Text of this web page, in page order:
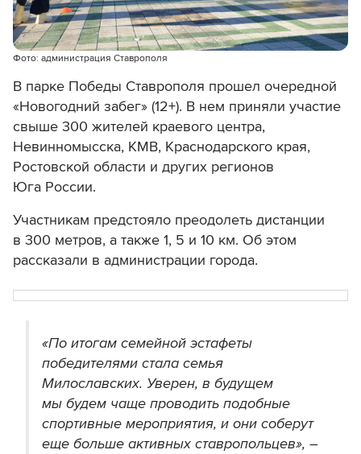
Фото: администрация Ставрополя
В парке Победы Ставрополя прошел очередной
«Новогодний забег» (12+). В нем приняли участие
свыше 300 жителей краевого центра,
Невинномысска, КМВ, Краснодарского края,
Ростовской области и других регионов
Юга России.
Участникам предстояло преодолеть дистанции
в 300 метров, а также 1, 5 и 10 км. Об этом
рассказали в администрации города.
«По итогам семейной эстафеты
победителями стала семья
Милославских. Уверен, в будущем
мы будем чаще проводить подобные
спортивные мероприятия, и они соберут
еще больше активных ставропольцев», –